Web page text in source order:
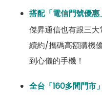
搭配「電信門號優惠
傑昇通信也有跟三
續約/攜碼高額購機
到心儀的手機！
全台「160多間門市